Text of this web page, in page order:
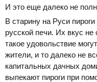
И это еще далеко не
В старину на Руси
русской печи. Их вкус
такое удовольствие
жители, и то далеко не
капитальных дачных
выпекают пироги при